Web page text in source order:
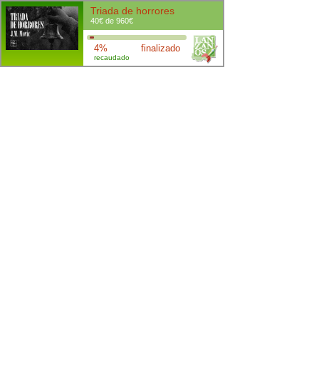
Triada de horrores
40€ de 960€
4%
recaudado
finalizado